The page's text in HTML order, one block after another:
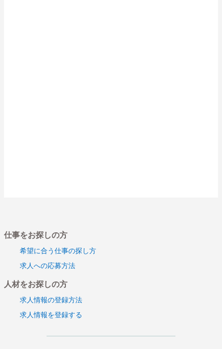
仕事をお探しの方
希望に合う仕事の探し方
求人への応募方法
人材をお探しの方
求人情報の登録方法
求人情報を登録する